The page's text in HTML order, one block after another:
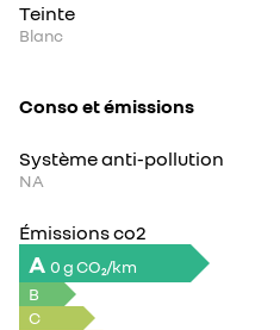
Teinte
Blanc
Conso et émissions
Système anti-pollution
NA
Émissions co2
A 0 g CO₂/km
B
C